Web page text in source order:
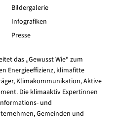
Bildergalerie
Infografiken
Presse
das „Gewusst Wie“ zum
Energieeffizienz, klimafitte
Klimakommunikation, Aktive
Die klimaaktiv Expertinnen
und
Gemeinden und